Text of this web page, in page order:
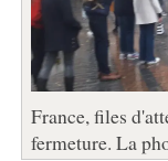
France, files
fermeture. La